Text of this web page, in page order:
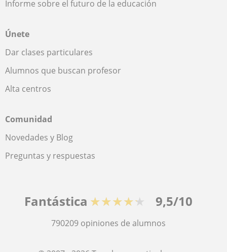
Informe sobre el futuro de la educación
Únete
Dar clases particulares
Alumnos que buscan profesor
Alta centros
Comunidad
Novedades y Blog
Preguntas y respuestas
Fantástica ★★★★★ 9,5/10
790209 opiniones de alumnos